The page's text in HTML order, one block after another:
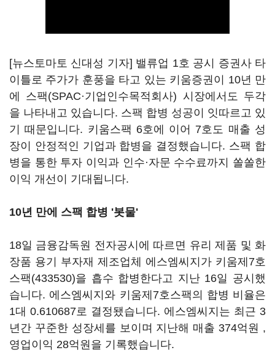
[뉴스토마토 신대성 기자] 밸류업 1호 공시 증권사 타
이틀로 주가가 훈풍을 타고 있는 키움증권이 10년 만
에 스팩(SPAC·기업인수목적회사) 시장에서도 두각
을 나타내고 있습니다. 스팩 합병 성공이 잇따르고 있
기 때문입니다. 키움스팩 6호에 이어 7호도 매출 성
장이 안정적인 기업과 합병을 결정했습니다. 스팩 합
병을 통한 투자 이익과 인수·자문 수수료까지 쏠쏠한
이익 개선이 기대됩니다.
10년 만에 스팩 합병 '봇물'
18일 금융감독원 전자공시에 따르면 유리 제품 및 화
장품 용기 부자재 제조업체 에스엠씨지가 키움제7호
스팩(433530)을 흡수 합병한다고 지난 16일 공시했
습니다. 에스엠씨지와 키움제7호스팩의 합병 비율은
1대 0.610687로 결정됐습니다. 에스엠씨지는 최근 3
년간 꾸준한 성장세를 보이며 지난해 매출 374억원 ,
영업이익 28억원을 기록했습니다.